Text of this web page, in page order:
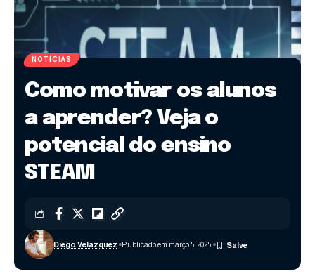
NOTÍCIAS
Como motivar os alunos
a aprender? Veja o
potencial do ensino
STEAM
Diego Velázquez Publicado em março 5, 2025